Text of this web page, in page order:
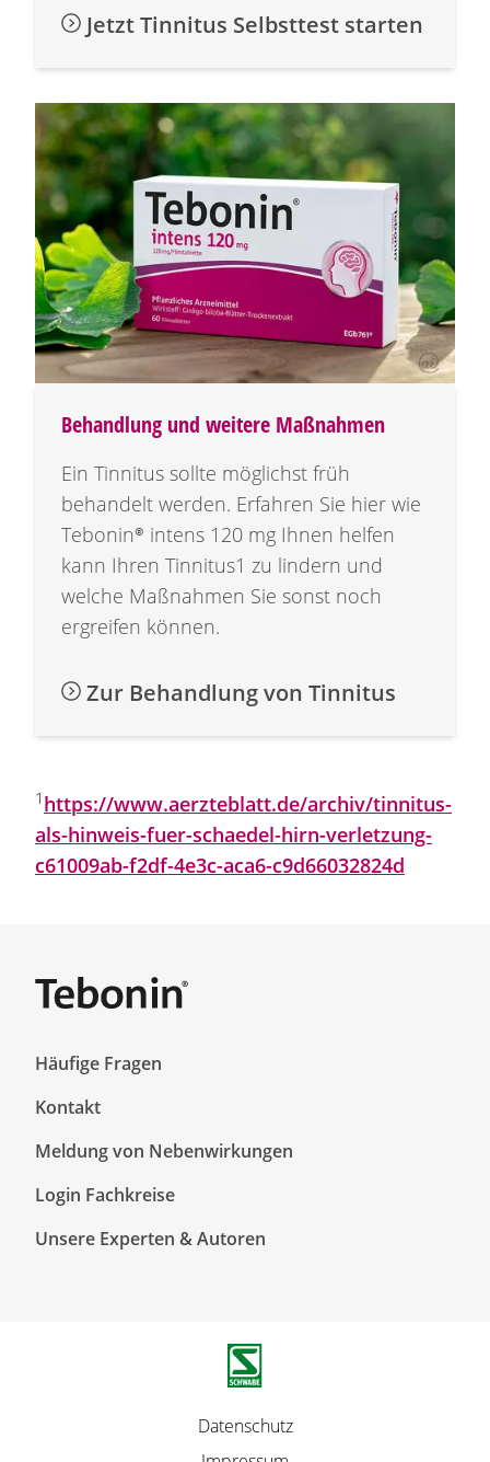
Jetzt Tinnitus Selbsttest starten
Behandlung und weitere Maßnahmen
Ein Tinnitus sollte möglichst früh
behandelt werden. Erfahren Sie hier wie
Tebonin® intens 120 mg Ihnen helfen
kann Ihren Tinnitus1 zu lindern und
welche Maßnahmen Sie sonst noch
ergreifen können.
Zur Behandlung von Tinnitus
1 https://www.aerzteblatt.de/archiv/tinnitus-
als-hinweis-fuer-schaedel-hirn-verletzung-
c61009ab-f2df-4e3c-aca6-c9d66032824d
F
o
t
r
o
Häufige Fragen
Kontakt
Meldung von Nebenwirkungen
F
o
Login Fachkreise
Unsere Experten & Autoren
Datenschutz